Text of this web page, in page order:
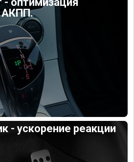
АКПП.
- ускорение реакции